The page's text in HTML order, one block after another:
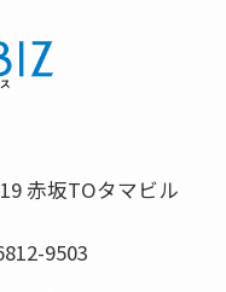
赤坂TOタマビル
9503